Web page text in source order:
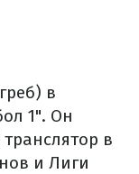
в
1". Он
в
и Лиги